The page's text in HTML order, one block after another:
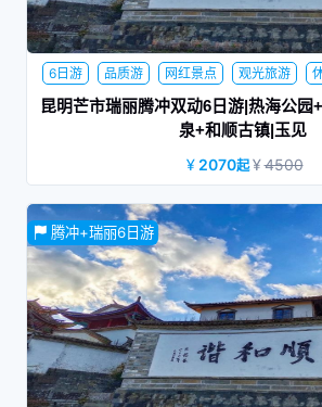
昆明-保山动车往返，赠送杜鹃王温泉+热海
车
6日游 品质游 网红景点 观光旅游
家庭旅行
蜜月旅行 夕
昆明芒市瑞丽腾冲双动6日游|热海公园
泉+和顺古镇|玉见
2070起 4500
腾冲+瑞丽6日游